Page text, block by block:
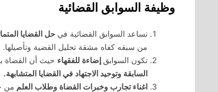
وظيفة السوابق القضائية
تساعد السوابق القضائية في حل القضايا
من سبقه كفاه مشقة تحليل القضية وتأصيلها.
تكون السوابق إضاءة للفقهاء حيث أن القضاة
السابقة وتوحيد الاجتهاد في القضايا المتشابهة.
اغناء تجارب وخبرات القضاة وطلاب العلم من